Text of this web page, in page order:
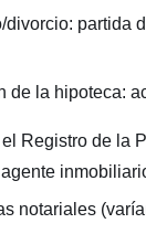
divorcio: partida
de la hipoteca:
Registro de la
notariales